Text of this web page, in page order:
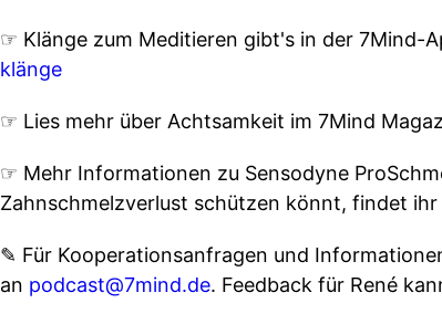
☞ Klänge zum Meditieren gibt's in der 7Mind-
klänge
☞ Lies mehr über Achtsamkeit im 7Mind
☞ Mehr Informationen zu Sensodyne
Zahnschmelzverlust schützen könnt, findet ihr
✎ Für Koope­ra­ti­ons­an­fra­gen und
an podcast@7mind.de. Feedback für René